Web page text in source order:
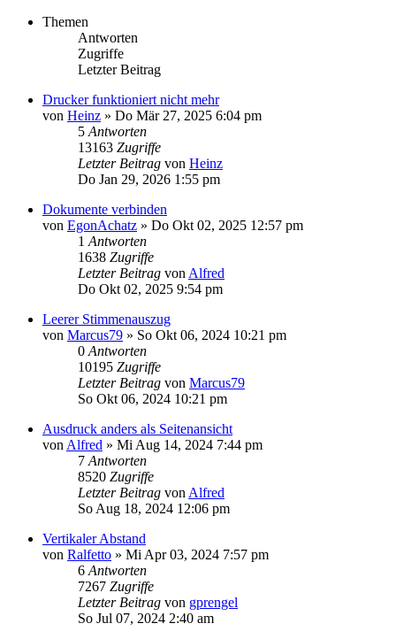
Themen
Antworten
Zugriffe
Letzter Beitrag
Drucker funktioniert nicht mehr
von Heinz » Do Mär 27, 2025 6:04 pm
5 Antworten
13163 Zugriffe
Letzter Beitrag von Heinz
Do Jan 29, 2026 1:55 pm
Dokumente verbinden
von EgonAchatz » Do Okt 02, 2025 12:57 pm
1 Antworten
1638 Zugriffe
Letzter Beitrag von Alfred
Do Okt 02, 2025 9:54 pm
Leerer Stimmenauszug
von Marcus79 » So Okt 06, 2024 10:21 pm
0 Antworten
10195 Zugriffe
Letzter Beitrag von Marcus79
So Okt 06, 2024 10:21 pm
Ausdruck anders als Seitenansicht
von Alfred » Mi Aug 14, 2024 7:44 pm
7 Antworten
8520 Zugriffe
Letzter Beitrag von Alfred
So Aug 18, 2024 12:06 pm
Vertikaler Abstand
von Ralfetto » Mi Apr 03, 2024 7:57 pm
6 Antworten
7267 Zugriffe
Letzter Beitrag von gprengel
So Jul 07, 2024 2:40 am